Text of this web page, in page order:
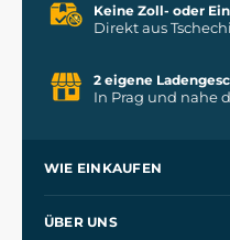
Keine Zoll- oder
Direkt aus
2 eigene
In Prag und nahe
WIE EINKAUFEN
ÜBER UNS